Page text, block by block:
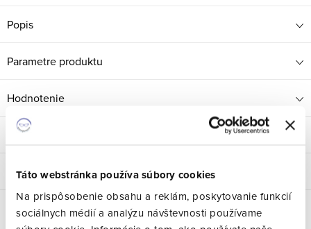
Táto webstránka používa súbory cookies
Na prispôsobenie obsahu a reklám, poskytovanie funkcií
sociálnych médií a analýzu návštevnosti používame
Popis
Parametre produktu
Hodnotenie
Diskusia
ZnačkaOptiswiss